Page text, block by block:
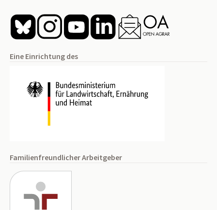
Eine Einrichtung des
Familienfreundlicher Arbeitgeber